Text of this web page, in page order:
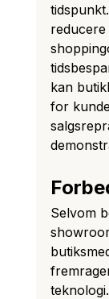
kan
for
Selvom